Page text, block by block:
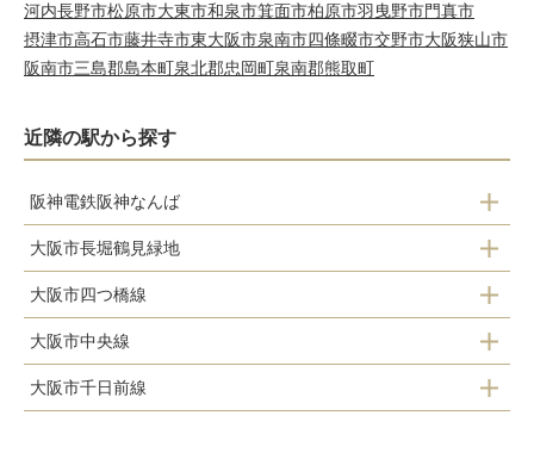
河内長野市松原市大東市和泉市箕面市柏原市羽曳野市門真市
摂津市高石市藤井寺市東大阪市泉南市四條畷市交野市大阪狭山市
阪南市三島郡島本町泉北郡忠岡町泉南郡熊取町
近隣の駅から探す
阪神電鉄阪神なんば
ドーム前駅
九条駅
大阪市長堀鶴見緑地
ドーム前千代崎駅
西長堀駅
西大橋駅
大阪市四つ橋線
肥後橋駅
四ツ橋駅
大阪市中央線
九条駅
大阪市千日前線